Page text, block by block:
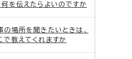
何を伝えたらよいのですか
の場所を聞きたいときは、
で教えてくれますか